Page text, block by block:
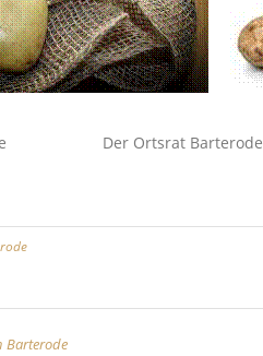
Der Ortsrat Barterode
Barterode